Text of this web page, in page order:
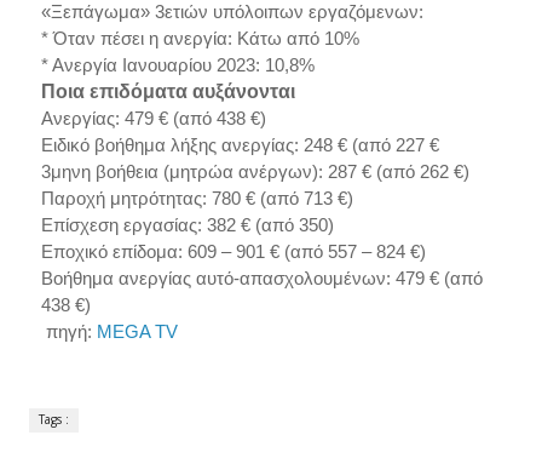
«Ξεπάγωμα» 3ετιών υπόλοιπων εργαζόμενων:
* Όταν πέσει η ανεργία: Κάτω από 10%
* Ανεργία Ιανουαρίου 2023: 10,8%
Ποια επιδόματα αυξάνονται
Ανεργίας: 479 € (από 438 €)
Ειδικό βοήθημα λήξης ανεργίας: 248 € (από 227 €
3μηνη βοήθεια (μητρώα ανέργων): 287 € (από 262 €)
Παροχή μητρότητας: 780 € (από 713 €)
Επίσχεση εργασίας: 382 € (από 350)
Εποχικό επίδομα: 609 – 901 € (από 557 – 824 €)
Βοήθημα ανεργίας αυτό-απασχολουμένων: 479 € (από
438 €)
πηγή: MEGA TV
Tags :